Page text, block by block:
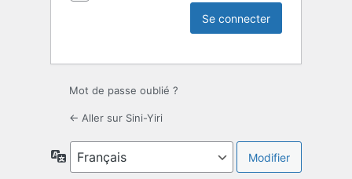
Mot de passe oublié ?
← Aller sur Sini-Yiri
Langue